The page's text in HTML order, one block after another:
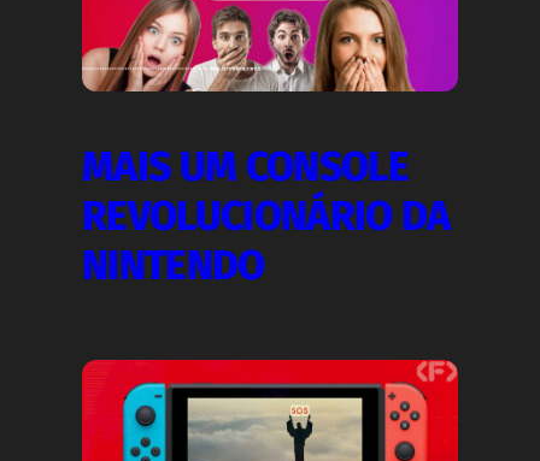
MAIS UM CONSOLE
REVOLUCIONÁRIO DA
NINTENDO